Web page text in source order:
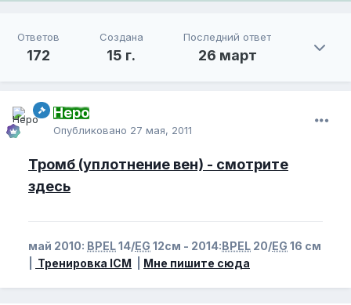
Ответов
172
Создана
15 г.
Последний ответ
26 март
Неро
Опубликовано 27 мая, 2011
Тромб (уплотнение вен) - смотрите
здесь
май 2010: BPEL14/EG 12см - 2014:BPEL 20/EG 16 см
Тренировка ICM Мне пишите сюда